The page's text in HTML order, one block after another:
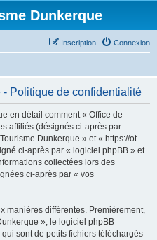
Dunkerque
Connexion
Inscription
Politique de confidentialité
en détail comment « Office de
affiliés (désignés ci-après par
Dunkerque » et « https://ot-
ci-après par « logiciel phpBB » et
collectées lors des
ci-après par « vos
manières différentes. Premièrement,
», le logiciel phpBB
sont de petits fichiers téléchargés